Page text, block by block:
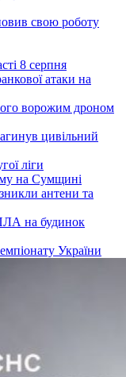
свою роботу
8 серпня
атаки на
ворожим дроном
цивільний
ліги
на Сумщині
антени та
на будинок
України